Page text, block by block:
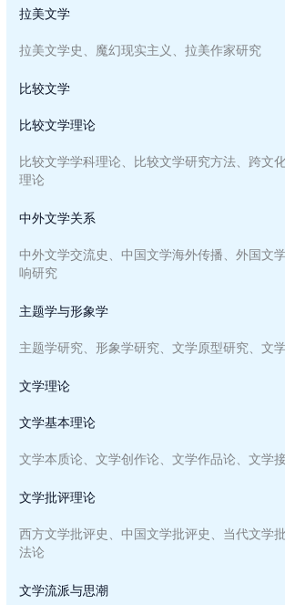
拉美文学
拉美文学史、魔幻现实主义、拉美作家研究
比较文学
比较文学理论
比较文学学科理论、比较文学研究方法、跨文
理论
中外文学关系
中外文学交流史、中国文学海外传播、外国文
响研究
主题学与形象学
主题学研究、形象学研究、文学原型研究、文
文学理论
文学基本理论
文学本质论、文学创作论、文学作品论、文学
文学批评理论
西方文学批评史、中国文学批评史、当代文学
法论
文学流派与思潮